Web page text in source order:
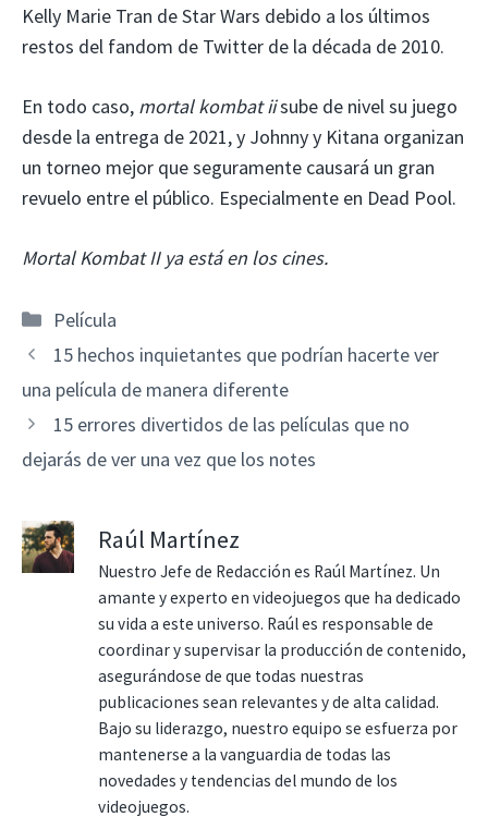
Kelly Marie Tran de Star Wars debido a los últimos
restos del fandom de Twitter de la década de 2010.
En todo caso, mortal kombat iisube de nivel su juego
desde la entrega de 2021, y Johnny y Kitana organizan
un torneo mejor que seguramente causará un gran
revuelo entre el público. Especialmente en Dead Pool.
Mortal Kombat II ya está en los cines.
Categorías
Película
15 hechos inquietantes que podrían hacerte ver
una película de manera diferente
15 errores divertidos de las películas que no
dejarás de ver una vez que los notes
Raúl Martínez
Nuestro Jefe de Redacción es Raúl Martínez. Un
amante y experto en videojuegos que ha dedicado
su vida a este universo. Raúl es responsable de
coordinar y supervisar la producción de contenido,
asegurándose de que todas nuestras
publicaciones sean relevantes y de alta calidad.
Bajo su liderazgo, nuestro equipo se esfuerza por
mantenerse a la vanguardia de todas las
novedades y tendencias del mundo de los
videojuegos.